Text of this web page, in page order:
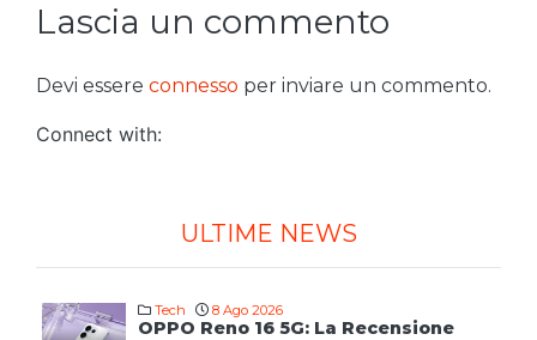
Lascia un commento
Devi essere connesso per inviare un commento.
Connect with:
ULTIME NEWS
Tech 8 Ago 2026
OPPO Reno 16 5G: La Recensione